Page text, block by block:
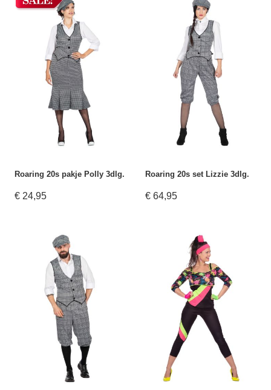
Roaring 20s pakje Polly 3dlg.
€ 24,95
Roaring 20s set Lizzie 3dlg.
€ 64,95